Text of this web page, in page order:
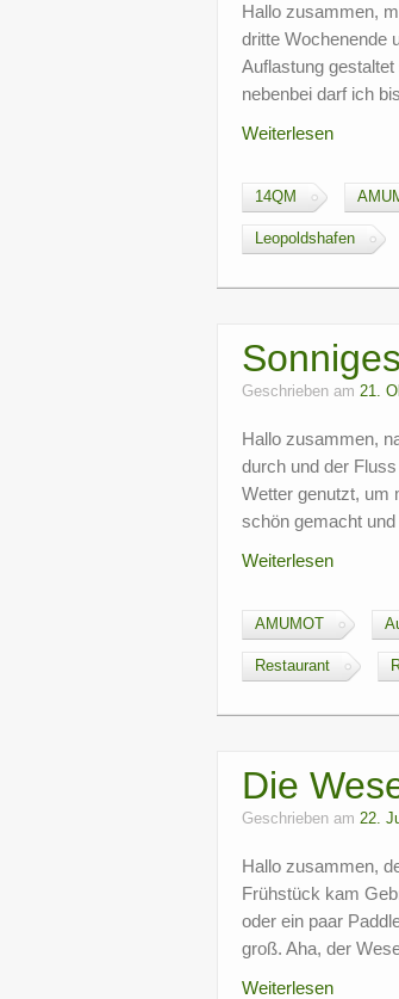
Hallo zusammen,
dritte Wochenende
Auflastung
nebenbei darf ich
Weiterlesen
14QM
Leopoldshafen
Geschrieben am 21.
Hallo zusammen,
durch und der
Wetter genutzt, um
schön gemacht
Weiterlesen
AMUMOT
Restaurant
Die
Geschrieben am 22.
Hallo zusammen,
Frühstück kam
oder ein paar
groß. Aha, der
Weiterlesen